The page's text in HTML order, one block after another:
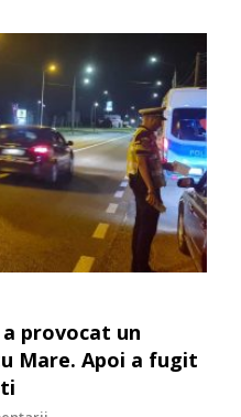
provocat un
Mare. Apoi a fugit